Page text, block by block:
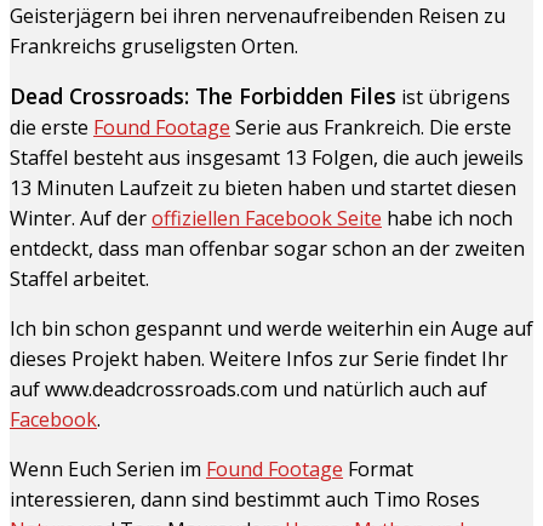
Geisterjägern bei ihren nervenaufreibenden Reisen zu
Frankreichs gruseligsten Orten.
Dead Crossroads: The Forbidden Files ist übrigens
die erste Found Footage Serie aus Frankreich. Die erste
Staffel besteht aus insgesamt 13 Folgen, die auch jeweils
13 Minuten Laufzeit zu bieten haben und startet diesen
Winter. Auf deroffiziellen Facebook Seite habe ich noch
entdeckt, dass man offenbar sogar schon an der zweiten
Staffel arbeitet.
Ich bin schon gespannt und werde weiterhin ein Auge auf
dieses Projekt haben. Weitere Infos zur Serie findet Ihr
auf www.deadcrossroads.com und natürlich auch auf
Facebook.
Wenn Euch Serien im Found Footage Format
interessieren, dann sind bestimmt auch Timo Roses